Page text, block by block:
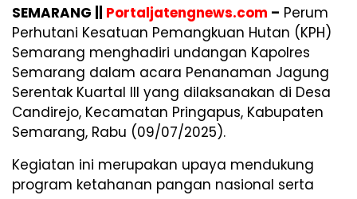
SEMARANG || Portaljatengnews.com – Perum
Perhutani Kesatuan Pemangkuan Hutan (KPH)
Semarang menghadiri undangan Kapolres
Semarang dalam acara Penanaman Jagung
Serentak Kuartal III yang dilaksanakan di Desa
Candirejo, Kecamatan Pringapus, Kabupaten
Semarang, Rabu (09/07/2025).
Kegiatan ini merupakan upaya mendukung
program ketahanan pangan nasional serta